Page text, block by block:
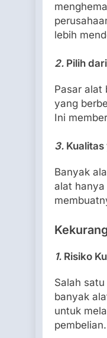
lebih
2. Pilih
Pasar alat
yang
Ini
3.
Banyak
alat
1. Risiko
Salah
banyak
untuk
pembelian.